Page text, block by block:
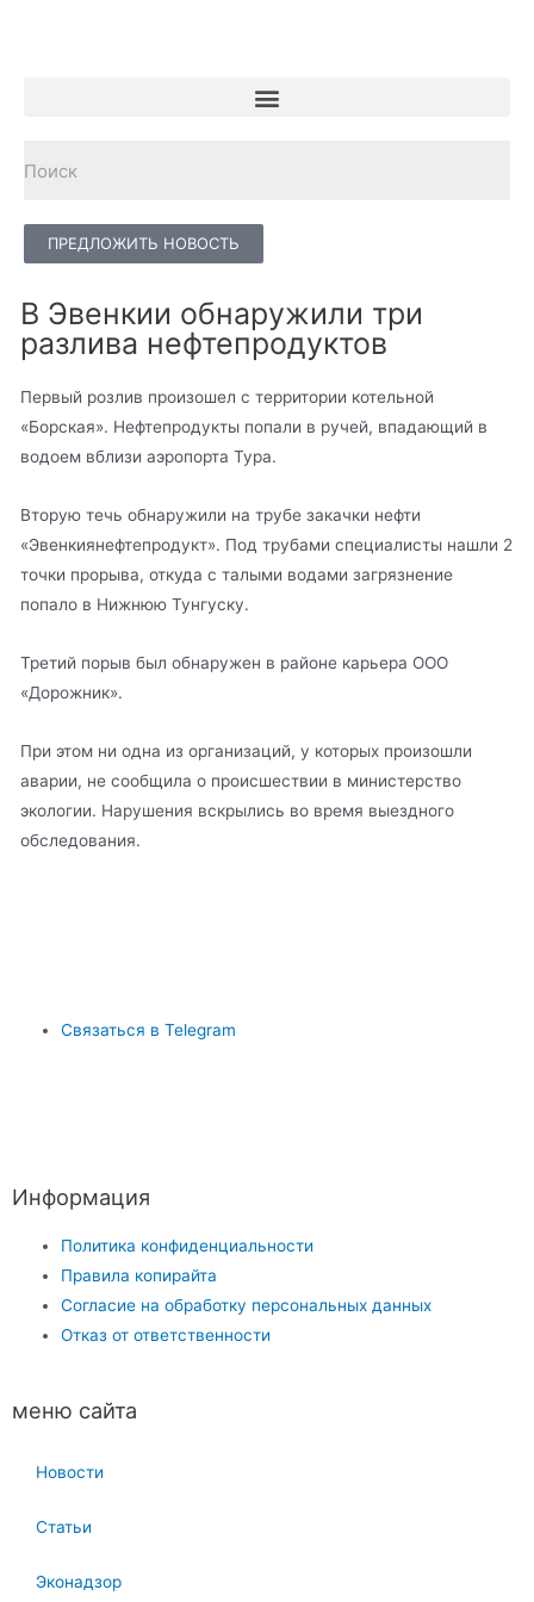
ПРЕДЛОЖИТЬ НОВОСТЬ
В Эвенкии обнаружили три
разлива нефтепродуктов
Первый розлив произошел с территории котельной
«Борская». Нефтепродукты попали в ручей, впадающий в
водоем вблизи аэропорта Тура.
Вторую течь обнаружили на трубе закачки нефти
«Эвенкиянефтепродукт». Под трубами специалисты нашли 2
точки прорыва, откуда с талыми водами загрязнение
попало в Нижнюю Тунгуску.
Третий порыв был обнаружен в районе карьера ООО
«Дорожник».
При этом ни одна из организаций, у которых произошли
аварии, не сообщила о происшествии в министерство
экологии. Нарушения вскрылись во время выездного
обследования.
Связаться в Telegram
Информация
Политика конфиденциальности
Правила копирайта
Согласие на обработку персональных данных
Отказ от ответственности
меню сайта
Новости
Статьи
Эконадзор